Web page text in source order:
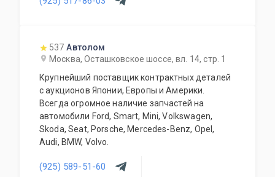
537 Автолом
Москва, Осташковское шоссе, вл. 14, стр. 1
Крупнейший поставщик контрактных деталей
с аукционов Японии, Европы и Америки.
Всегда огромное наличие запчастей на
автомобили Ford, Smart, Mini, Volkswagen,
Skoda, Seat, Porsche, Mercedes-Benz, Opel,
Audi, BMW, Volvo.
(925) 589-51-60